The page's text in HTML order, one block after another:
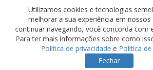
Emissão de Certificados
Psicologia na Mídia
Ouvidoria
Política de cookies
Política de privacidade
Utilizamos cookies e tecnologias
melhorar a sua experiência em nossos
continuar navegando, você concorda com
Para ter mais informações sobre como
Política de privacidade e Política
Fechar